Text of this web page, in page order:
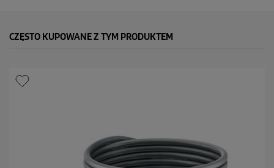
CZĘSTO KUPOWANE Z TYM PRODUKTEM